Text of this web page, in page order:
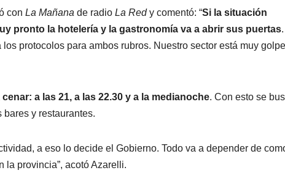
con La Mañana de radio La Redy comentó: “Si la situación
pronto la hotelería y la gastronomía va a abrir sus puertas
protocolos para ambos rubros. Nuestro sector está muy
a las 21, a las 22.30 y a la medianoche. Con esto se
y restaurantes.
a eso lo decide el Gobierno. Todo va a depender de
la provincia”, acotó Azarelli.